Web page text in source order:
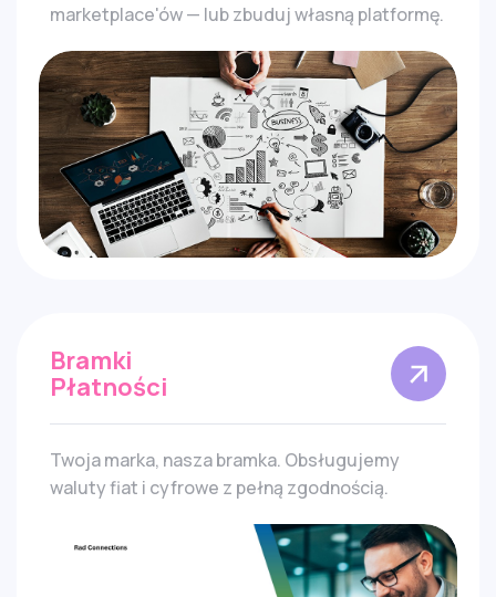
marketplace'ów — lub zbuduj własną platformę.
Bramki
Płatności
Twoja marka, nasza bramka. Obsługujemy
waluty fiat i cyfrowe z pełną zgodnością.